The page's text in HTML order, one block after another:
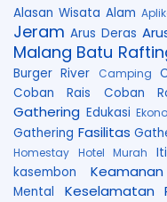
Alasan Wisata Alam
Jeram Arus Deras
Malang Batu
Burger River
Camping
Coban Rais
Coban
Gathering Edukasi
Gathering Fasilitas
Homestay Hotel Murah
kasembon Keamanan
Mental
Keselamatan